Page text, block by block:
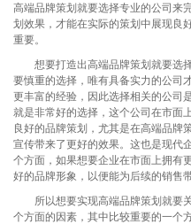
高端品牌策划就要选择专业的公司来
划效果，才能在实际的策划中展现良
重要。
想要打造出高端品牌策划就要选
要慎重的选择，唯有具备实力的公司
更丰富的经验，因此选择相关的公司
就是非常好的选择，这个公司在市面
良好的品牌策划，尤其是在高端品牌
宣传带来了更好的效果。这也是现代
个方面，如果想要企业在市面上拥有
好的品牌形象，以便能为后续的销售
所以想要实现高端品牌策划就要关
个方面的因素，其中比较重要的一个